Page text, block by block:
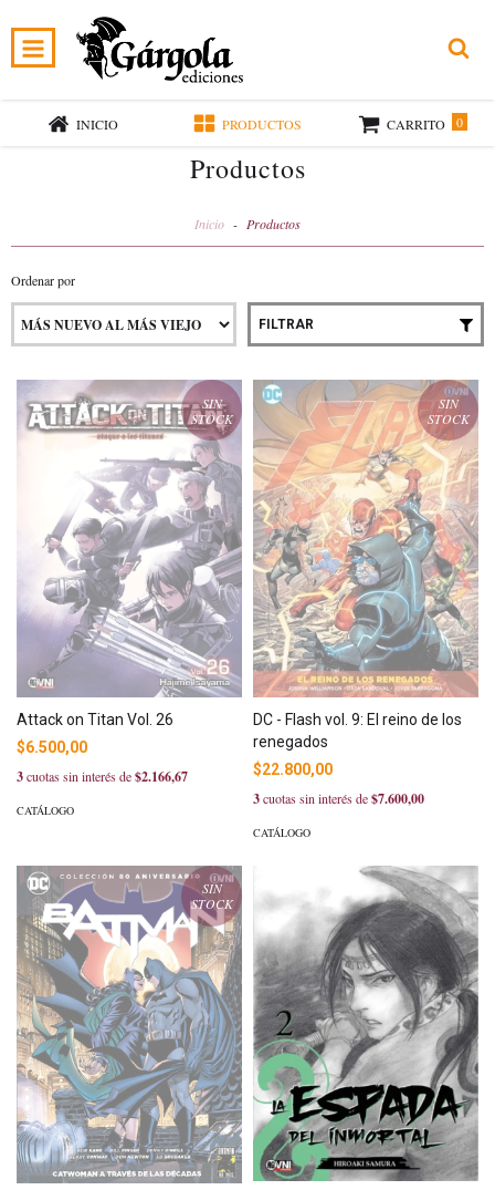
INICIO PRODUCTOS CARRITO 0
Productos
Inicio - Productos
Ordenar por
FILTRAR
SIN
STOCK
Attack on Titan Vol. 26
$6.500,00
3cuotas sin interés de$2.166,67
CATÁLOGO
SIN
STOCK
DC - Flash vol. 9: El reino de los
renegados
$22.800,00
3cuotas sin interés de$7.600,00
CATÁLOGO
SIN
STOCK